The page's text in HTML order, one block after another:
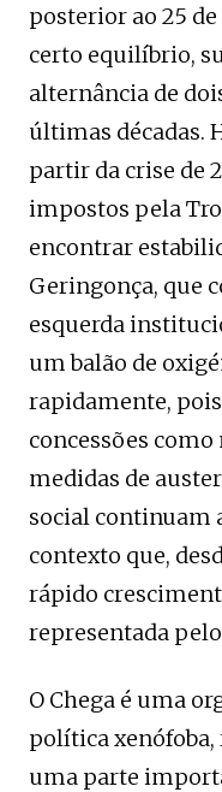
posterior ao 25
certo equilíbrio,
alternância de
últimas décadas.
partir da crise de
impostos pela
encontrar
Geringonça, que
esquerda
um balão de
rapidamente,
concessões
medidas de
social continuam
contexto que,
rápido
representada pelo
O Chega é uma
política
uma parte